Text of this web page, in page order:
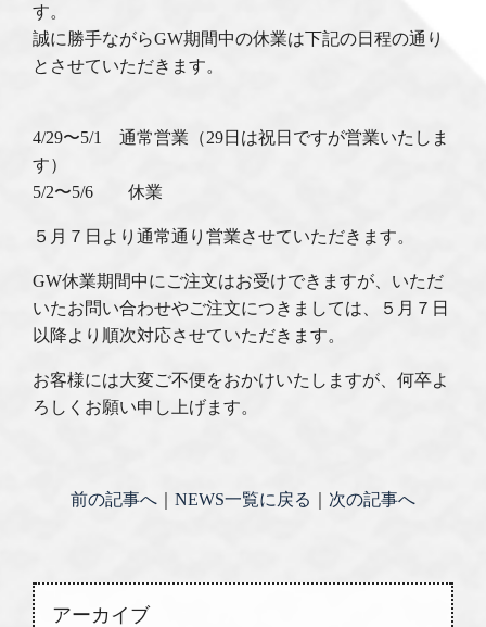
す。
誠に勝手ながらGW期間中の休業は下記の日程の通り
とさせていただきます。
4/29〜5/1 通常営業（29日は祝日ですが営業いたしま
す）
5/2〜5/6 休業
５月７日より通常通り営業させていただきます。
GW休業期間中にご注文はお受けできますが、いただ
いたお問い合わせやご注文につきましては、５月７日
以降より順次対応させていただきます。
お客様には大変ご不便をおかけいたしますが、何卒よ
ろしくお願い申し上げます。
前の記事へ｜ NEWS一覧に戻る 次の記事へ
アーカイブ